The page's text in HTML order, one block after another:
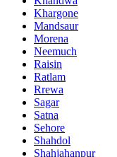
Khargone
Mandsaur
Morena
Neemuch
Raisin
Ratlam
Rrewa
Sagar
Satna
Sehore
Shahdol
Shahjahanpur